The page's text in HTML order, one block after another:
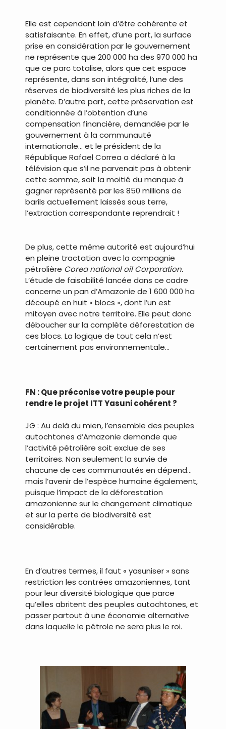
Elle est cependant loin d’être cohérente et
satisfaisante. En effet, d’une part, la surface
prise en considération par le gouvernement
ne représente que 200 000 ha des 970 000 ha
que ce parc totalise, alors que cet espace
représente, dans son intégralité, l’une des
réserves de biodiversité les plus riches de la
planète. D’autre part, cette préservation est
conditionnée à l’obtention d’une
compensation financière, demandée par le
gouvernement à la communauté
internationale… et le président de la
République Rafael Correa a déclaré à la
télévision que s’il ne parvenait pas à obtenir
cette somme, soit la moitié du manque à
gagner représenté par les 850 millions de
barils actuellement laissés sous terre,
l’extraction correspondante reprendrait !
De plus, cette même autorité est aujourd’hui
en pleine tractation avec la compagnie
pétrolière Corea national oil Corporation.
L’étude de faisabilité lancée dans ce cadre
concerne un pan d’Amazonie de 1 600 000 ha
découpé en huit « blocs », dont l’un est
mitoyen avec notre territoire. Elle peut donc
déboucher sur la complète déforestation de
ces blocs. La logique de tout cela n’est
certainement pas environnementale…
FN : Que préconise votre peuple pour
rendre le projet ITT Yasuni cohérent ?
JG : Au delà du mien, l’ensemble des peuples
autochtones d’Amazonie demande que
l’activité pétrolière soit exclue de ses
territoires. Non seulement la survie de
chacune de ces communautés en dépend…
mais l’avenir de l’espèce humaine également,
puisque l’impact de la déforestation
amazonienne sur le changement climatique
et sur la perte de biodiversité est
considérable.
En d’autres termes, il faut « yasuniser » sans
restriction les contrées amazoniennes, tant
pour leur diversité biologique que parce
qu’elles abritent des peuples autochtones, et
passer partout à une économie alternative
dans laquelle le pétrole ne sera plus le roi.